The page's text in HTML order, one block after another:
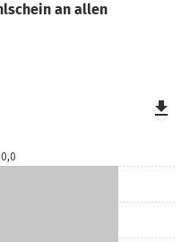
an allen
file_download